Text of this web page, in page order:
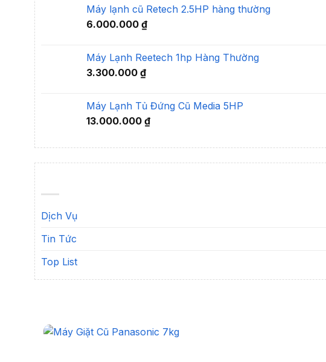
Máy lạnh cũ Retech 2.5HP hàng thường
6.000.000 ₫
Máy Lạnh Reetech 1hp Hàng Thường
3.300.000 ₫
Máy Lạnh Tủ Đứng Cũ Media 5HP
13.000.000 ₫
Dịch Vụ
Tin Tức
Top List